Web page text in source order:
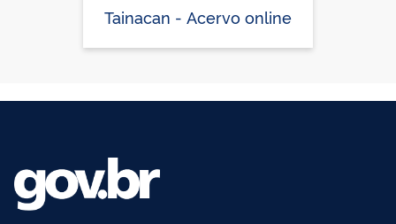
Tainacan - Acervo online